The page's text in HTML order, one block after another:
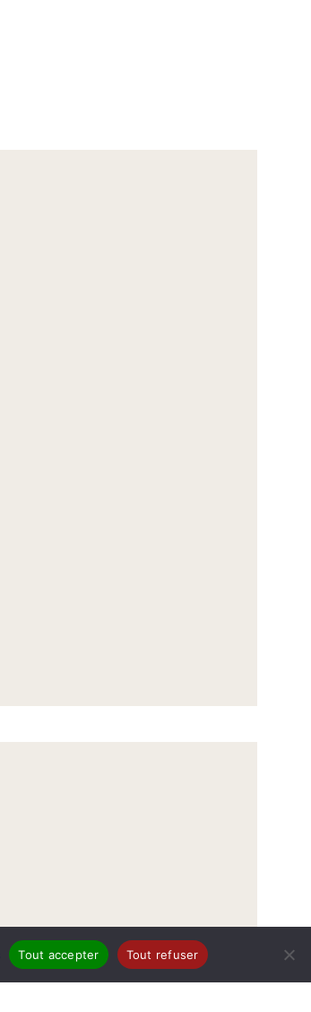
Tout accepter Tout refuser